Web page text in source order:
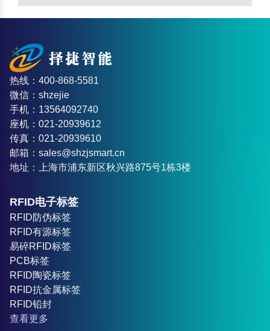
热线：400-868-5581
微信：shzejie
手机：13564092740
座机：021-20939612
传真：021-20939610
邮箱：sales@shzjsmart.cn
地址：上海市浦东新区秋兴路875号1栋3楼
RFID电子标签
RFID防伪标签
RFID有源标签
易碎RFID标签
PCB标签
RFID陶瓷标签
RFID抗金属标签
RFID铅封
查看更多